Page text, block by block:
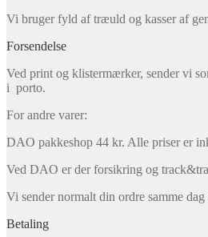
Vi bruger fyld af træuld og kasser af
Forsendelse
Ved print og klistermærker, sender vi
i porto.
For andre varer:
DAO pakkeshop 44 kr. Alle priser er
Ved DAO er der forsikring og
Vi sender normalt din ordre samme dag
Betaling